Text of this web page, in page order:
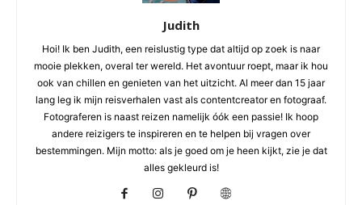
Judith
Hoi! Ik ben Judith, een reislustig type dat altijd op zoek is naar
mooie plekken, overal ter wereld. Het avontuur roept, maar ik hou
ook van chillen en genieten van het uitzicht. Al meer dan 15 jaar
lang leg ik mijn reisverhalen vast als contentcreator en fotograaf.
Fotograferen is naast reizen namelijk óók een passie! Ik hoop
andere reizigers te inspireren en te helpen bij vragen over
bestemmingen. Mijn motto: als je goed om je heen kijkt, zie je dat
alles gekleurd is!